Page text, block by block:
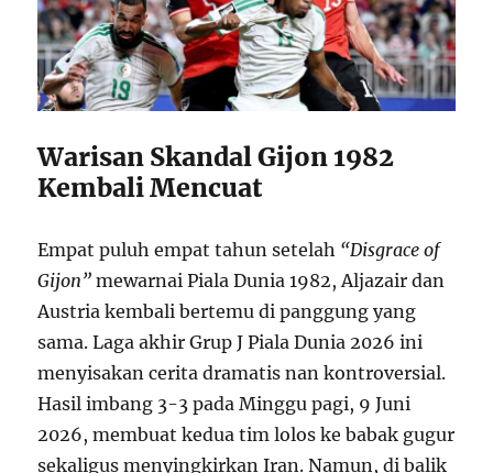
Warisan Skandal Gijon 1982
Kembali Mencuat
Empat puluh empat tahun setelah “Disgrace of
Gijon” mewarnai Piala Dunia 1982, Aljazair dan
Austria kembali bertemu di panggung yang
sama. Laga akhir Grup J Piala Dunia 2026 ini
menyisakan cerita dramatis nan kontroversial.
Hasil imbang 3-3 pada Minggu pagi, 9 Juni
2026, membuat kedua tim lolos ke babak gugur
sekaligus menyingkirkan Iran. Namun, di balik